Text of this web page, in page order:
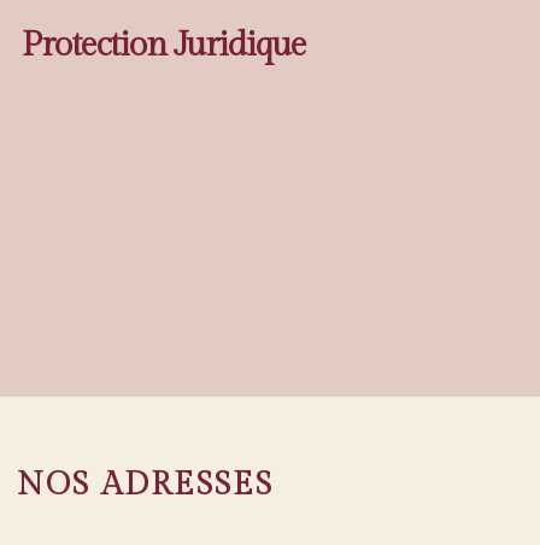
Protection Juridique
NOS ADRESSES